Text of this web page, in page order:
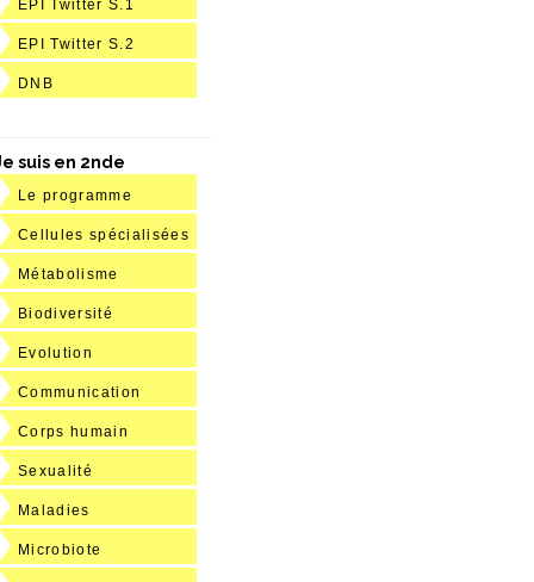
EPI Twitter S.1
EPI Twitter S.2
DNB
suis en 2nde
Le programme
Cellules spécialisées
Métabolisme
Biodiversité
Evolution
Communication
Corps humain
Sexualité
Maladies
Microbiote